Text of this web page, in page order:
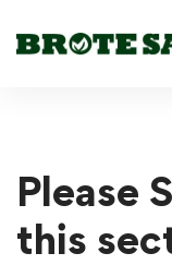
Please
this